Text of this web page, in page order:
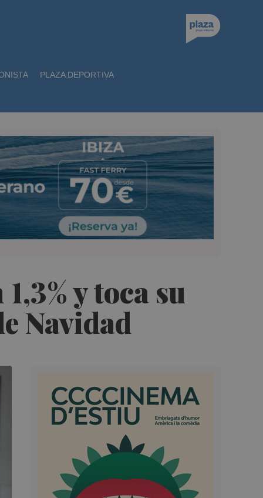
PLAZA DEPORTIVA
y toca su
Navidad